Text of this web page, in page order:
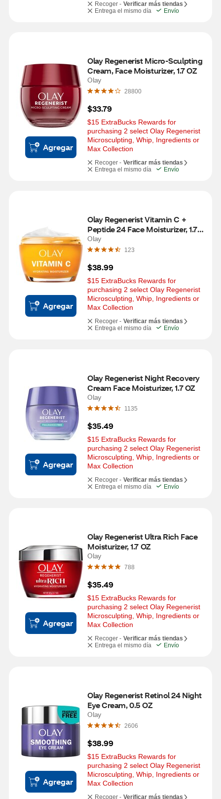
Recoger - Verificar más tiendas
Entrega el mismo día
Envío
Agregar
Olay Regenerist Micro-Sculpting
Cream, Face Moisturizer, 1.7 OZ
Olay
28800
$33.79
$15 ExtraBucks Rewards for
purchasing 2 select Olay Regenerist
Microsculpting, Whip, Ingredients or
Max Collection
Recoger - Verificar más tiendas
Entrega el mismo día
Envío
Agregar
Olay Regenerist Vitamin C +
Peptide 24 Face Moisturizer, 1.7
OZ
Olay
123
$38.99
$15 ExtraBucks Rewards for
purchasing 2 select Olay Regenerist
Microsculpting, Whip, Ingredients or
Max Collection
Recoger - Verificar más tiendas
Entrega el mismo día
Envío
Agregar
Olay Regenerist Night Recovery
Cream Face Moisturizer, 1.7 OZ
Olay
1135
$35.49
$15 ExtraBucks Rewards for
purchasing 2 select Olay Regenerist
Microsculpting, Whip, Ingredients or
Max Collection
Recoger - Verificar más tiendas
Entrega el mismo día
Envío
Agregar
Olay Regenerist Ultra Rich Face
Moisturizer, 1.7 OZ
Olay
788
$35.49
$15 ExtraBucks Rewards for
purchasing 2 select Olay Regenerist
Microsculpting, Whip, Ingredients or
Max Collection
Recoger - Verificar más tiendas
Entrega el mismo día
Envío
Agregar
Olay Regenerist Retinol 24 Night
Eye Cream, 0.5 OZ
Olay
2606
$38.99
$15 ExtraBucks Rewards for
purchasing 2 select Olay Regenerist
Microsculpting, Whip, Ingredients or
Max Collection
Recoger - Verificar más tiendas